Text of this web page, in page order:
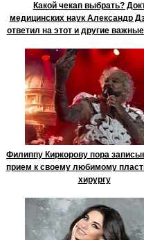
Какой чекап выбрать?
медицинских наук Александр
ответил на этот и другие
Филиппу Киркорову пора
прием к своему любимому
хирургу